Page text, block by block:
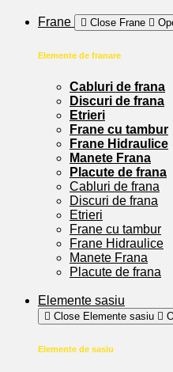
Frane Close Frane
Elemente de franare
Cabluri de frana
Discuri de frana
Etrieri
Frane cu tambur
Frane Hidraulice
Manete Frana
Placute de frana
Cabluri de frana
Discuri de frana
Etrieri
Frane cu tambur
Frane Hidraulice
Manete Frana
Placute de frana
Elemente sasiu
Close Elemente sasiu
Elemente de sasiu